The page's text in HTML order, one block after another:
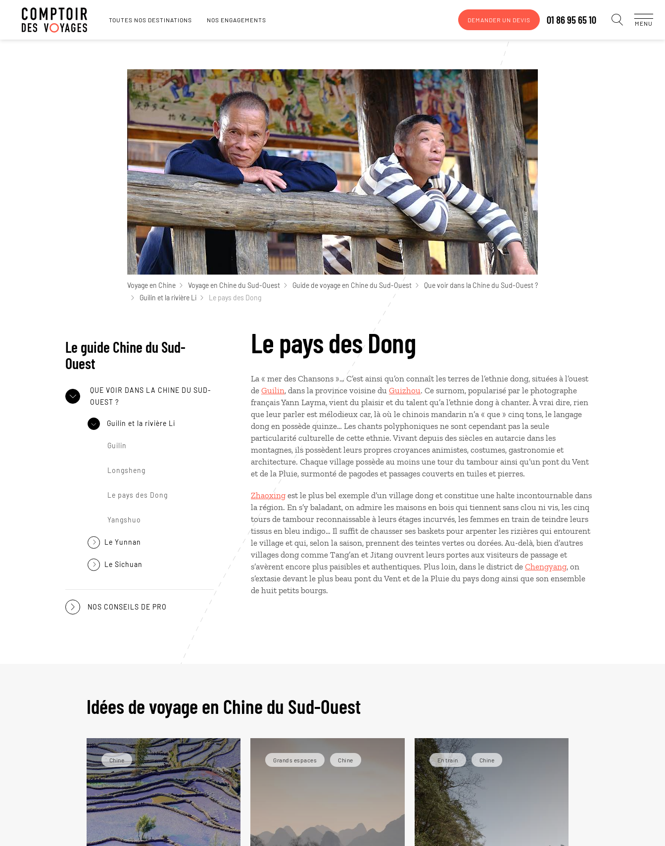
TOUTES NOS DESTINATIONS NOS ENGAGEMENTS DEMANDER UN DEVIS 01 86 95 65 10 MENU
Voyage en Chine Voyage en Chine du Sud-Ouest Guide de voyage en Chine du Sud-Ouest
Que voir dans la Chine du Sud-Ouest ?
Guilin et la rivière Li
Le pays des Dong
Le guide
Le guide Chine du Sud-
Ouest
QUE VOIR DANS LA CHINE DU SUD-
OUEST ?
Guilin et la rivière Li
Guilin
Longsheng
Le pays des Dong
Yangshuo
Le Yunnan
Le Sichuan
NOS CONSEILS DE PRO
Le pays des Dong
La « mer des Chansons »… C’est ainsi qu’on connaît les terres de l’ethnie dong, situées à l’ouest
de Guilin, dans la province voisine du Guizhou. Ce surnom, popularisé par le photographe
français Yann Layma, vient du plaisir et du talent qu’a l’ethnie dong à chanter. À vrai dire, rien
que leur parler est mélodieux car, là où le chinois mandarin n’a « que » cinq tons, le langage
dong en possède quinze… Les chants polyphoniques ne sont cependant pas la seule
particularité culturelle de cette ethnie. Vivant depuis des siècles en autarcie dans les
montagnes, ils possèdent leurs propres croyances animistes, costumes, gastronomie et
architecture. Chaque village possède au moins une tour du tambour ainsi qu’un pont du Vent
et de la Pluie, surmonté de pagodes et passages couverts en tuiles et pierres.
Zhaoxing est le plus bel exemple d’un village dong et constitue une halte incontournable dans
la région. En s’y baladant, on admire les maisons en bois qui tiennent sans clou ni vis, les cinq
tours de tambour reconnaissable à leurs étages incurvés, les femmes en train de teindre leurs
tissus en bleu indigo… Il suffit de chausser ses baskets pour arpenter les rizières qui entourent
le village et qui, selon la saison, prennent des teintes vertes ou dorées. Au-delà, bien d’autres
villages dong comme Tang’an et Jitang ouvrent leurs portes aux visiteurs de passage et
s’avèrent encore plus paisibles et authentiques. Plus loin, dans le district de Chengyang, on
s’extasie devant le plus beau pont du Vent et de la Pluie du pays dong ainsi que son ensemble
de huit petits bourgs.
Idées de voyage en Chine du Sud-Ouest
Chine Grands espaces Chine En train Chine